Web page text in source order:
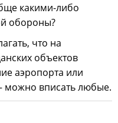
какими-либо
обороны?
что на
объектов
аэропорта или
можно вписать любые.